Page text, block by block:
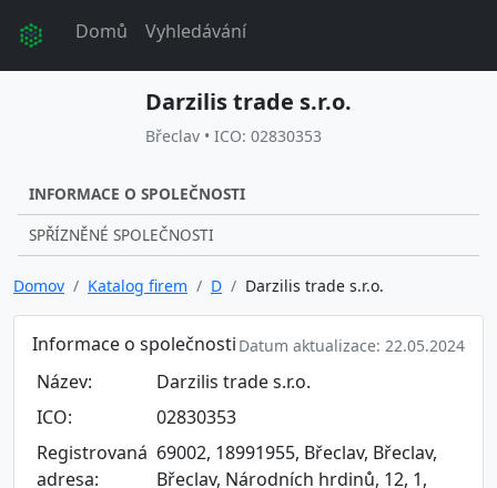
Domů Vyhledávání
Darzilis trade s.r.o.
Břeclav • ICO: 02830353
INFORMACE O SPOLEČNOSTI
SPŘÍZNĚNÉ SPOLEČNOSTI
Domov Katalog firem D Darzilis trade s.r.o.
Informace o společnosti Datum aktualizace: 22.05.2024
Název:
Darzilis trade s.r.o.
ICO:
02830353
Registrovaná
adresa:
69002, 18991955, Břeclav, Břeclav,
Břeclav, Národních hrdinů, 12, 1,